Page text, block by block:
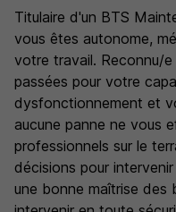
Titulaire d'un BTS
vous êtes autonome,
votre travail. Reconnu/
passées pour votre
dysfonctionnement et
aucune panne ne vous
professionnels sur le
décisions pour
une bonne maîtrise des